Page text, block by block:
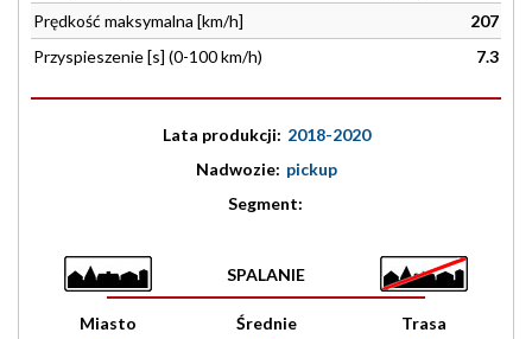
Prędkość maksymalna [km/h]
207
Przyspieszenie [s] (0-100 km/h)
7.3
Lata produkcji: 2018-2020
Nadwozie: pickup
Segment:
SPALANIE
Miasto Średnie Trasa